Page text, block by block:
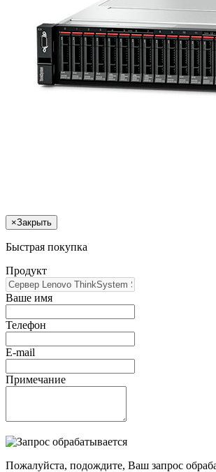
×Закрыть
Быстрая покупка
Продукт
Ваше имя
Телефон
E-mail
Примечание
Пожалуйста, подождите, Ваш запрос